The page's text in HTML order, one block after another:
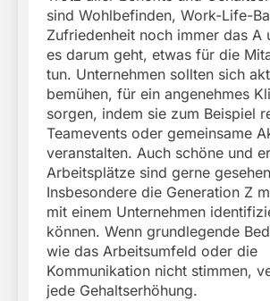
sind Wohlbefinden, Work-Life-
Zufriedenheit noch immer das A
es darum geht, etwas für die
tun. Unternehmen sollten sich
bemühen, für ein angenehmes
sorgen, indem sie zum Beispiel
Teamevents oder gemeinsame
veranstalten. Auch schöne und
Arbeitsplätze sind gerne
Insbesondere die Generation Z
mit einem Unternehmen
können. Wenn grundlegende
wie das Arbeitsumfeld oder die
Kommunikation nicht stimmen,
jede Gehaltserhöhung.